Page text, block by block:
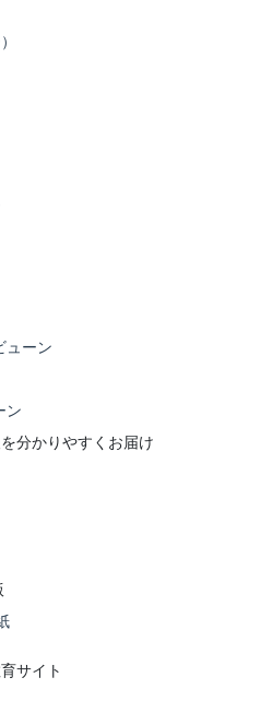
ューン
ン
分かりやすくお届け
サイト